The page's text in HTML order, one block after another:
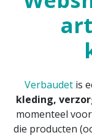
Verbaudetis
kleding,
momenteel
die producten